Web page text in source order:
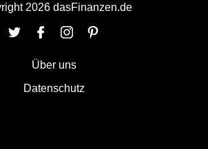
2026 dasFinanzen.de
Über uns
Datenschutz